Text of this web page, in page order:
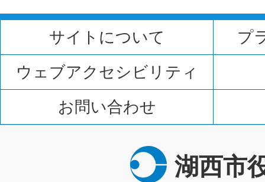
サイトについて
プ
ウェブアクセシビリティ
お問い合わせ
湖西市